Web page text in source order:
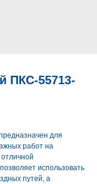
ПКС-55713-
для
работ на
использовать
путей, а